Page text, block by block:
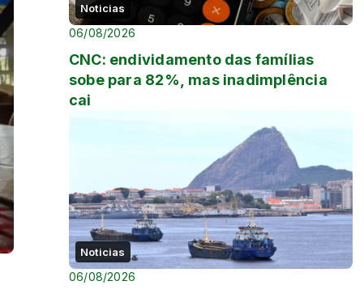
Noticias
06/08/2026
CNC: endividamento das famílias
sobe para 82%, mas inadimplência
cai
Noticias
06/08/2026